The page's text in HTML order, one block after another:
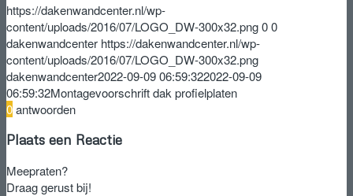
https://dakenwandcenter.nl/wp-
content/uploads/2016/07/LOGO_DW-300x32.png00
dakenwandcenter https://dakenwandcenter.nl/wp-
content/uploads/2016/07/LOGO_DW-300x32.png
dakenwandcenter2022-09-09 06:59:322022-09-09
06:59:32Montagevoorschrift dak profielplaten
0antwoorden
Plaats een Reactie
Meepraten?
Draag gerust bij!